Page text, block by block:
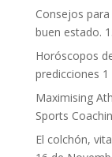
Consejos
buen estado.
Horóscopos
predicciones 1
Maximising
Sports
El colchón,